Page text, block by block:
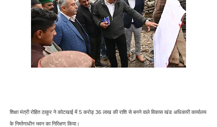
शिक्षा मंत्री रोहित ठाकुर ने कोटखाई में 5 करोड़ 36 लाख की राशि से बनने वाले विकास खंड अधिकारी कार्यालय
के निर्माणाधीन भवन का निरिक्षण किया।